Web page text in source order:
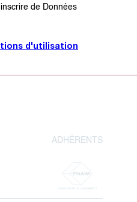
de Données
d'utilisation
ADHÉRENTS